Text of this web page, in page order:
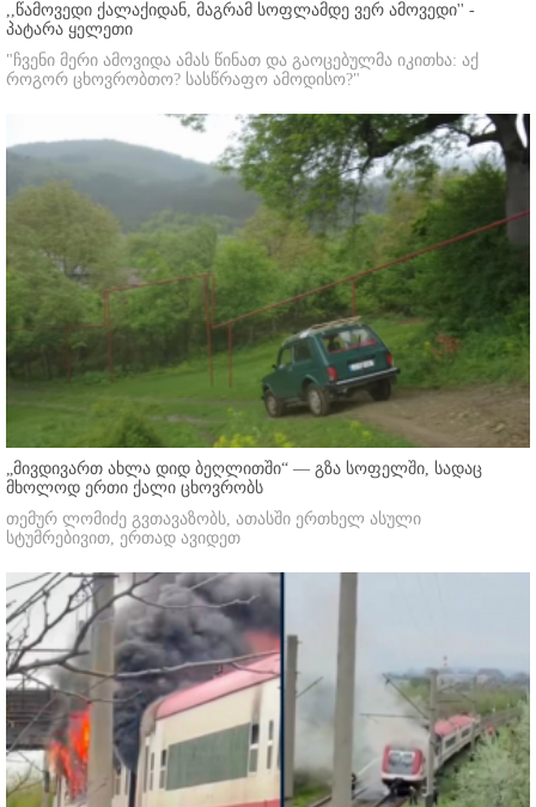
,,წამოვედი ქალაქიდან, მაგრამ სოფლამდე ვერ ამოვედი'' -
პატარა ყელეთი
"ჩვენი მერი ამოვიდა ამას წინათ და გაოცებულმა იკითხა: აქ
როგორ ცხოვრობთო? სასწრაფო ამოდისო?"
„მივდივართ ახლა დიდ ბეღლითში“ — გზა სოფელში, სადაც
მხოლოდ ერთი ქალი ცხოვრობს
თემურ ლომიძე გვთავაზობს, ათასში ერთხელ ასული
სტუმრებივით, ერთად ავიდეთ